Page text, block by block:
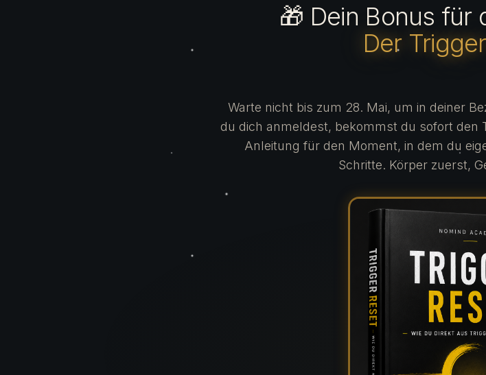
🎁 Dein Bonus für
Der
Warte nicht bis zum 28. Mai, um in deiner
du dich anmeldest, bekommst du sofort den
Anleitung für den Moment, in dem du
Schritte. Körper zuerst,